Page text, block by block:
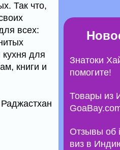
Так что,
всех:
для
книги и
Знатоки
помогите!
Товары из
Отзывы об
виз в